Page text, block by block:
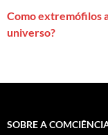
Como extremófilos
universo?
SOBRE A